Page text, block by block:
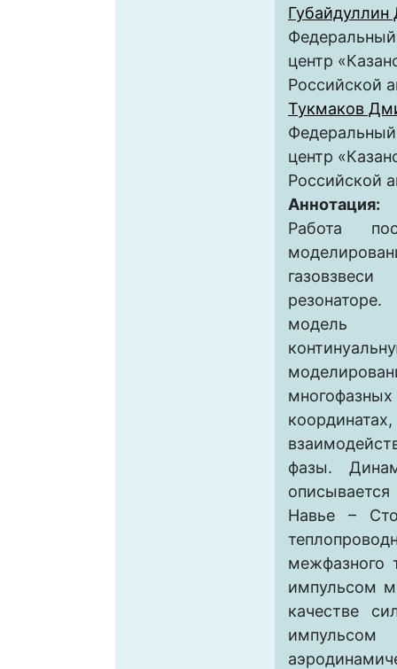
центр
Российской
Тукмаков
центр
Российской
Аннотация:
Работа
модель
фазы.
Навье –
межфазного
импульсом
качестве